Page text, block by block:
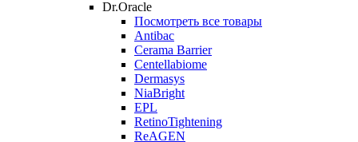
Dr.Oracle
Посмотреть все товары
Antibac
Cerama Barrier
Centellabiome
Dermasys
NiaBright
EPL
RetinoTightening
ReAGEN